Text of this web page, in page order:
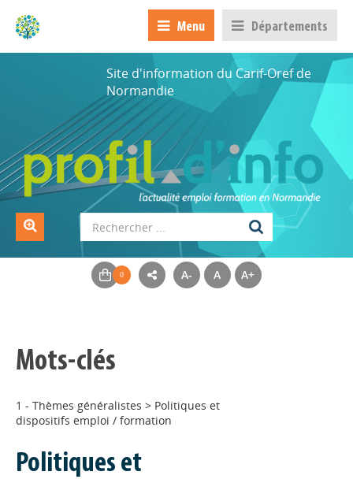
Menu Départements
Site d'information du Carif-Oref de
Normandie
A- A A+
Mots-clés
1 - Thèmes généralistes > Politiques et
dispositifs emploi / formation
Politiques et